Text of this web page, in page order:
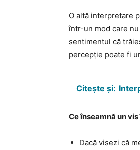
O altă interpretare
într-un mod care
sentimentul că
percepție poate fi
Citește și:
Ce înseamnă un
Dacă visezi că